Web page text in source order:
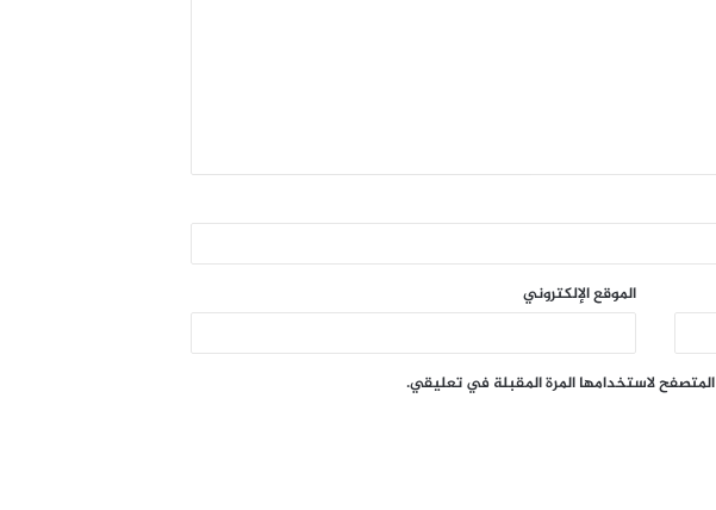
الموقع الإلكتروني
لاستخدامها المرة المقبلة في تعليقي.